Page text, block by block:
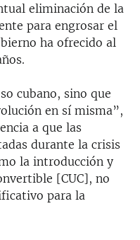
eliminación de la
para engrosar el
ha ofrecido al
cubano, sino que
en sí misma”,
a que las
durante la crisis
la introducción y
[CUC], no
para la